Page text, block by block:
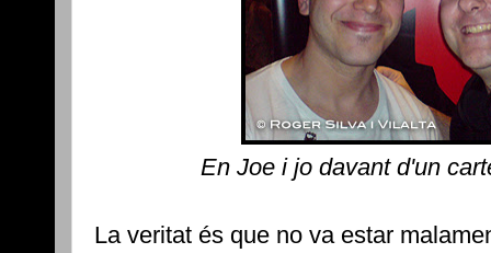
En Joe i jo davant d'un
La veritat és que no va estar